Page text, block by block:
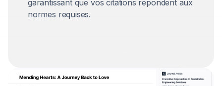
garantissant que vos citations répondent aux
normes requises.